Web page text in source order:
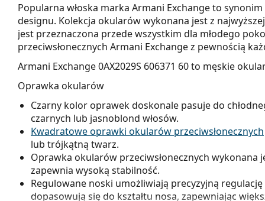
Popularna włoska marka Armani Exchange to
designu. Kolekcja okularów wykonana jest z
jest przeznaczona przede wszystkim dla młodego
przeciwsłonecznych Armani Exchange z pewnością
Armani Exchange 0AX2029S 606371 60to męskie
Oprawka okularów
Czarny kolor oprawek doskonale pasuje do
czarnych lub jasnoblond włosów.
Kwadratowe oprawki okularów przeciwsłonecznych
lub trójkątną twarz.
Oprawka okularów przeciwsłonecznych wykonana
zapewnia wysoką stabilność.
Regulowane noski umożliwiają precyzyjną
dopasowują się do kształtu nosa, zapewniając